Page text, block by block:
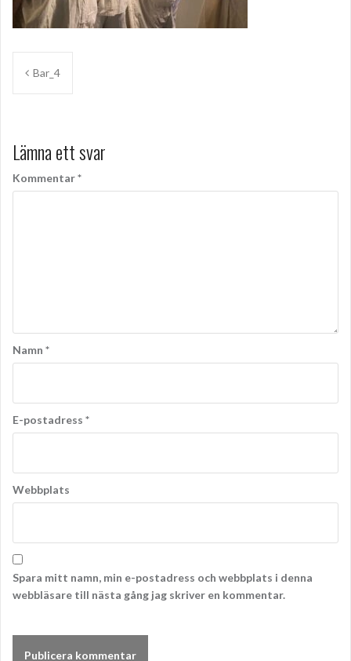
Inläggsnavigering
Bar_4
Lämna ett svar
Kommentar*
Namn *
E-postadress *
Webbplats
Spara mitt namn, min e-postadress och webbplats i denna
webbläsare till nästa gång jag skriver en kommentar.